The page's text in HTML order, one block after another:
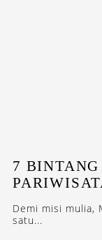
7
Demi misi mulia,
satu...